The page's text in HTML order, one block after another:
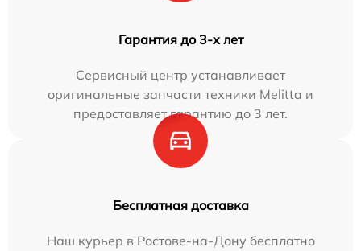
Гарантия до 3-х лет
Сервисный центр устанавливает
оригинальные запчасти техники Melitta и
предоставляет гарантию до 3 лет.
Бесплатная доставка
Наш курьер в Ростове-на-Дону бесплатно